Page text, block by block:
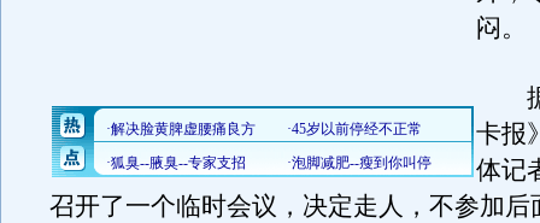
闷。
据
卡报
体记
召开了一个临时会议，决定走人，不参加后